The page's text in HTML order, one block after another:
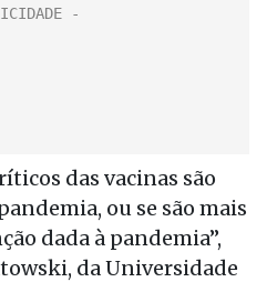
das vacinas são
ou se são mais
dada à pandemia”,
da Universidade